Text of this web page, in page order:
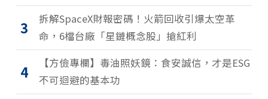
3
拆解SpaceX財報密碼！火箭回收引爆太空革
命，6檔台廠「星鏈概念股」搶紅利
4
【方儉專欄】毒油照妖鏡：食安誠信，才是ESG
不可迴避的基本功